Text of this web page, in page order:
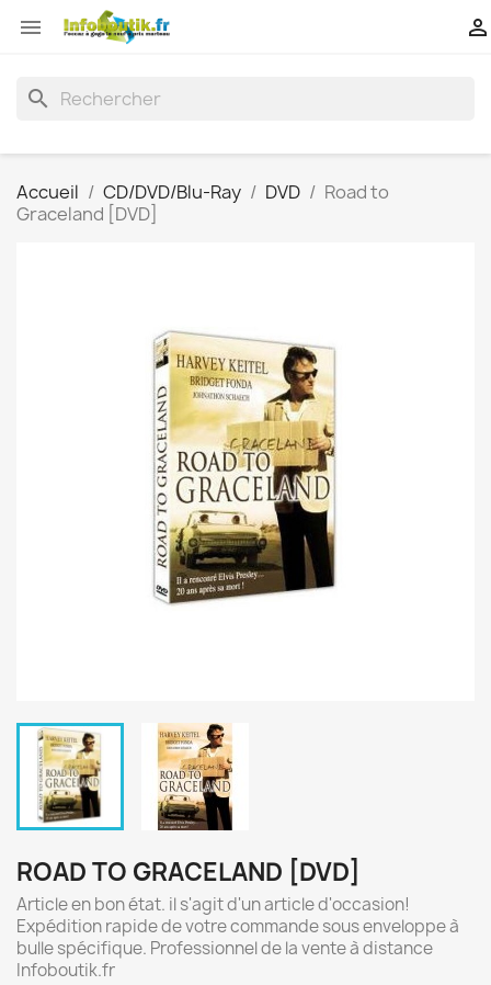
 
search
Accueil CD/DVD/Blu-Ray DVD
Road to
Graceland [DVD]
ROAD TO GRACELAND [DVD]
Article en bon état. il s'agit d'un article d'occasion!
Expédition rapide de votre commande sous enveloppe à
bulle spécifique. Professionnel de la vente à distance
Infoboutik.fr